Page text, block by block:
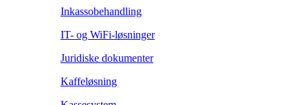
Inkassobehandling
IT- og WiFi-løsninger
Juridiske dokumenter
Kaffeløsning